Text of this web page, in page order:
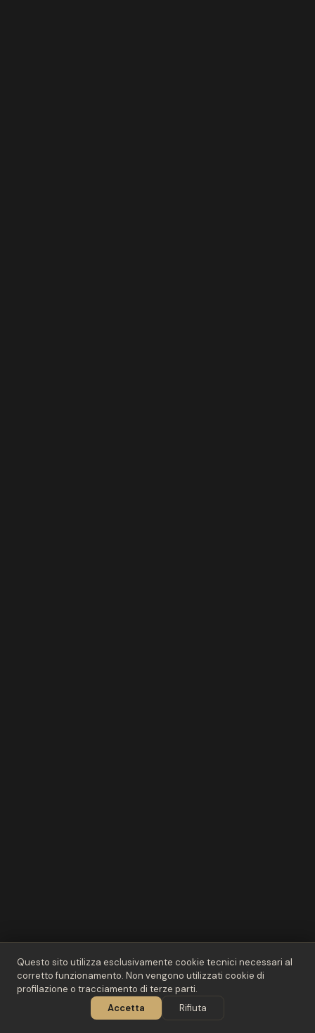
02 / 03
Questo sito utilizza esclusivamente cookie tecnici necessari al
corretto funzionamento. Non vengono utilizzati cookie di
profilazione o tracciamento di terze parti.
Accetta
Rifiuta